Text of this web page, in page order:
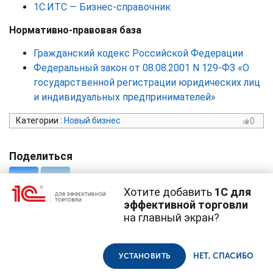
1С:ИТС — Бизнес-справочник
Нормативно-правовая база
Гражданский кодекс Российской Федерации
Федеральный закон от 08.08.2001 N 129-ФЗ «О
государственной регистрации юридических лиц
и индивидуальных предпринимателей»
Категории : Новый бизнес 0
Поделиться
© 1С, 2026. Все права защищены
cookie-файлы (файлы с данными о прошлых
использование файлов cookie в соответствии с политикой
конфиденциальности
Хотите добавить 1С для
эффективной торговли
на главный экран?
УСТАНОВИТЬ НЕТ, СПАСИБО